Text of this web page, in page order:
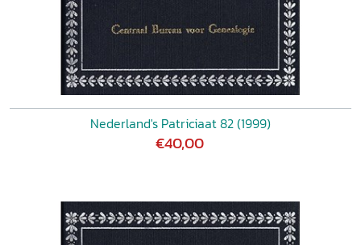
Nederland's Patriciaat 82 (1999)
€40,00